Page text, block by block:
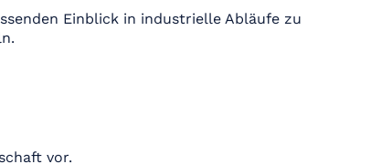
Einblick in industrielle Abläufe zu
vor.